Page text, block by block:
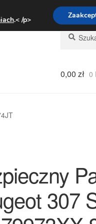
pt. 9:00-16:00800
Szukaj:
Szukaj
0,00 zł 0
307
.< /p>